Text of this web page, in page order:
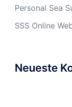
Personal Sea
SSS Online
Neueste